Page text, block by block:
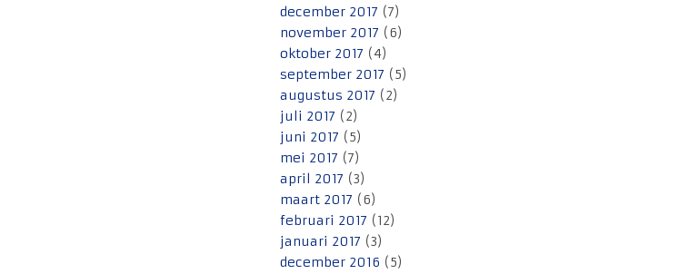
december 2017 (7)
november 2017 (6)
oktober 2017 (4)
september 2017 (5)
augustus 2017 (2)
juli 2017 (2)
juni 2017 (5)
mei 2017 (7)
april 2017 (3)
maart 2017 (6)
februari 2017 (12)
januari 2017 (3)
december 2016 (5)